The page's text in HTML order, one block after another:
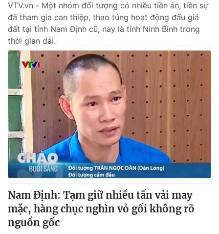
Xã hội
Pháp luật
Y tế
Thế giới
Tin tức
Thế giới đó đây
Câu chuyện quốc tế
Kinh tế
Tài chính
Thị trường
Góc doanh nghiệp
Dữ liệu và đời sống
Truyền hình
Phim VTV
Hậu trường
Giải trí
VTV.vn - Một nhóm đối tượng có nhiều tiền án, tiền sự
đã tham gia can thiệp, thao túng hoạt động đấu giá
đất tại tỉnh Nam Định cũ, nay là tỉnh Ninh Bình trong
thời gian dài.
Nam Định: Tạm giữ nhiều tấn vải may
mặc, hàng chục nghìn vỏ gối không rõ
nguồn gốc